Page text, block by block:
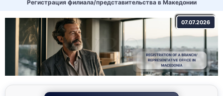
Регистрация филиала/представительства в Македонии
07.07.2026